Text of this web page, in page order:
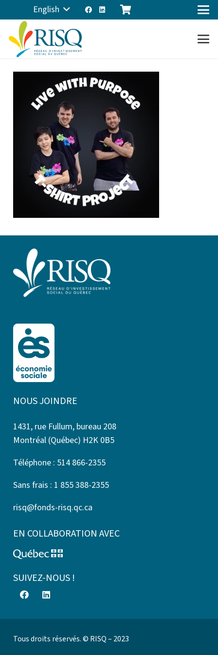
English
NOUS JOINDRE
1431, rue Fullum, bureau 208
Montréal (Québec) H2K 0B5
Téléphone : 514 866-2355
Sans frais : 1 855 388-2355
risq@fonds-risq.qc.ca
EN COLLABORATION AVEC
SUIVEZ-NOUS !
Tous droits réservés. © RISQ – 2023